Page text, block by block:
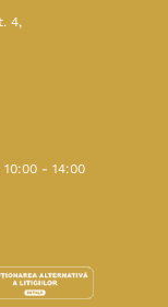
4,
- 14:00